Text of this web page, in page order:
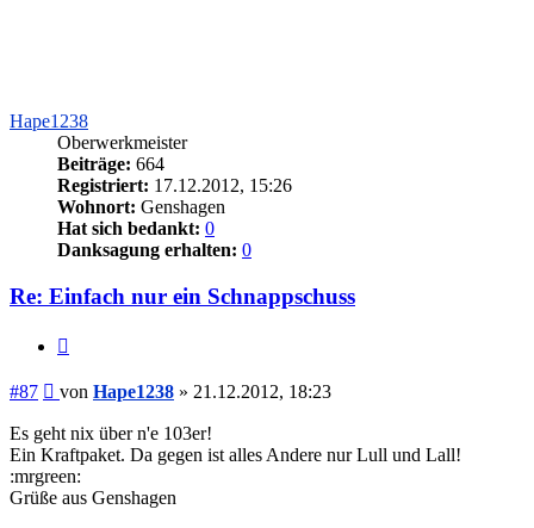
Hape1238
Oberwerkmeister
Beiträge: 664
Registriert: 17.12.2012, 15:26
Wohnort: Genshagen
Hat sich bedankt: 0
Danksagung erhalten: 0
Re: Einfach nur ein Schnappschuss
#87 Beitrag
von Hape1238 » 21.12.2012, 18:23
Es geht nix über n'e 103er!
Ein Kraftpaket. Da gegen ist alles Andere nur Lull und Lall!
:mrgreen:
Grüße aus Genshagen